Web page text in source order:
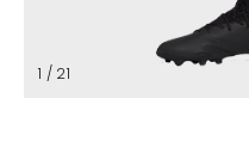
1 / 21